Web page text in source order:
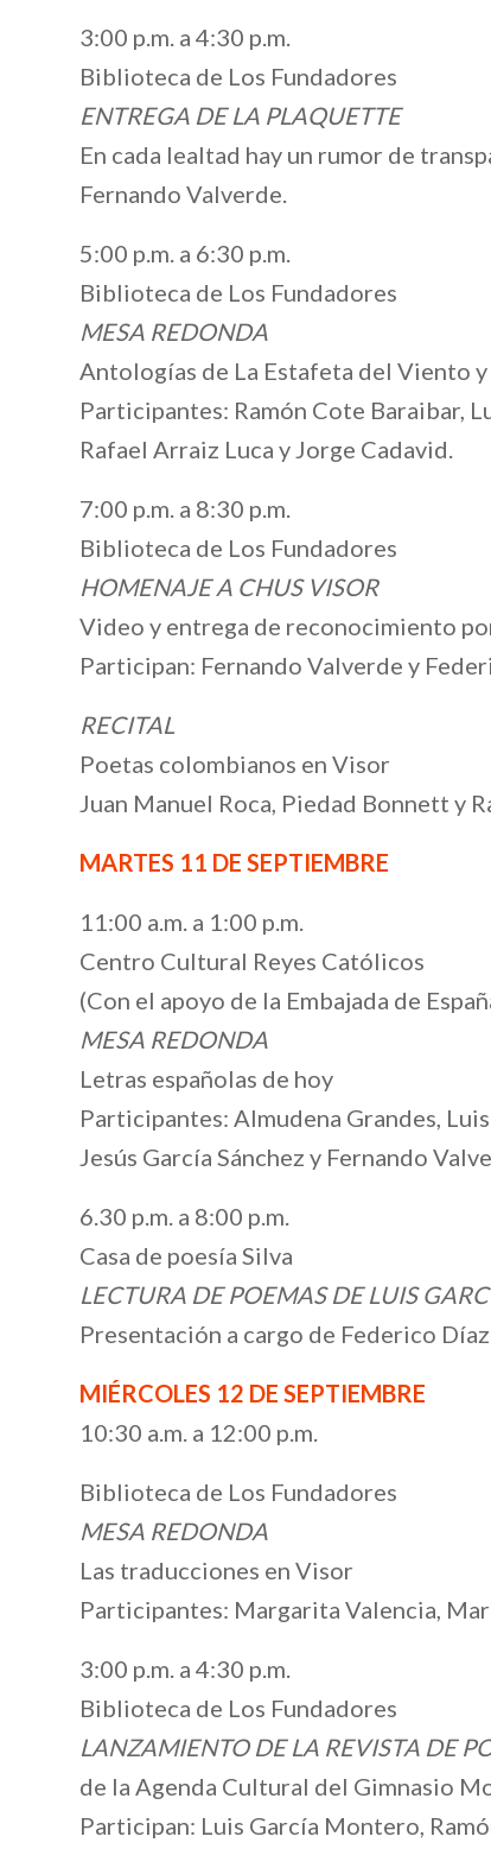
3:00 p.m. a 4:30 p.m.
Biblioteca de Los Fundadores
ENTREGA DE LA PLAQUETTE
En cada lealtad hay un rumor de
Fernando Valverde.
5:00 p.m. a 6:30 p.m.
Biblioteca de Los Fundadores
MESA REDONDA
Antologías de La Estafeta del Viento
Participantes: Ramón Cote Baraibar,
Rafael Arraiz Luca y Jorge Cadavid.
7:00 p.m. a 8:30 p.m.
Biblioteca de Los Fundadores
HOMENAJE A CHUS VISOR
Video y entrega de reconocimiento
Participan: Fernando Valverde y
RECITAL
Poetas colombianos en Visor
Juan Manuel Roca, Piedad Bonnett y
MARTES 11 DE SEPTIEMBRE
11:00 a.m. a 1:00 p.m.
Centro Cultural Reyes Católicos
(Con el apoyo de la Embajada de
MESA REDONDA
Letras españolas de hoy
Participantes: Almudena Grandes,
Jesús García Sánchez y Fernando
6.30 p.m. a 8:00 p.m.
Casa de poesía Silva
LECTURA DE POEMAS DE LUIS
Presentación a cargo de Federico
MIÉRCOLES 12 DE SEPTIEMBRE
10:30 a.m. a 12:00 p.m.
Biblioteca de Los Fundadores
MESA REDONDA
Las traducciones en Visor
Participantes: Margarita Valencia,
3:00 p.m. a 4:30 p.m.
Biblioteca de Los Fundadores
LANZAMIENTO DE LA REVISTA DE
de la Agenda Cultural del Gimnasio
Participan: Luis García Montero,